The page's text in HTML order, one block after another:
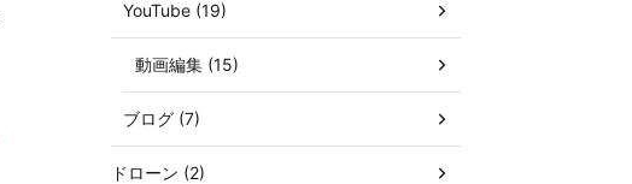
YouTube (19)
動画編集 (15)
ブログ (7)
ドローン (2)